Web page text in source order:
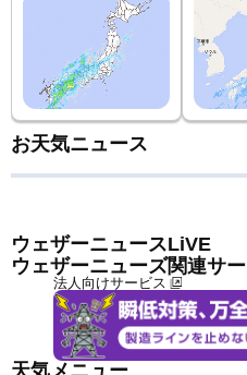
お天気ニュース
ウェザーニュースLiVE
ウェザーニューズ関連サ
法人向けサービス
天気メニュー